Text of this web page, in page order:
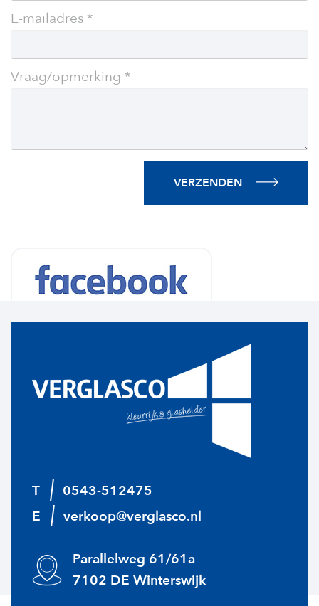
E-mailadres
Vraag/opmerking
VERZENDEN
T
0543-512475
E
verkoop@verglasco.nl
Parallelweg 61/61a
7102 DE Winterswijk